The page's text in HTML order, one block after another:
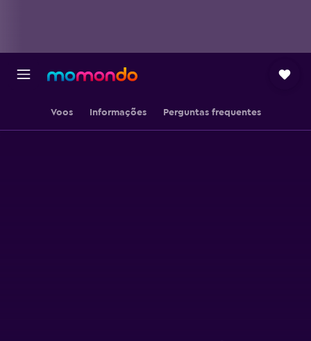
Voos Informações Perguntas frequentes